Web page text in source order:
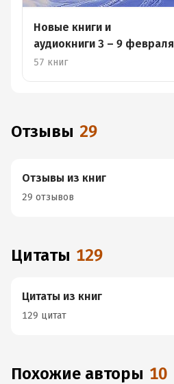
Новые книги и
аудиокниги 3 – 9 февраля
57 книг
Отзывы 29
Отзывы из книг
29 отзывов
Цитаты 129
Цитаты из книг
129 цитат
Похожие авторы 10